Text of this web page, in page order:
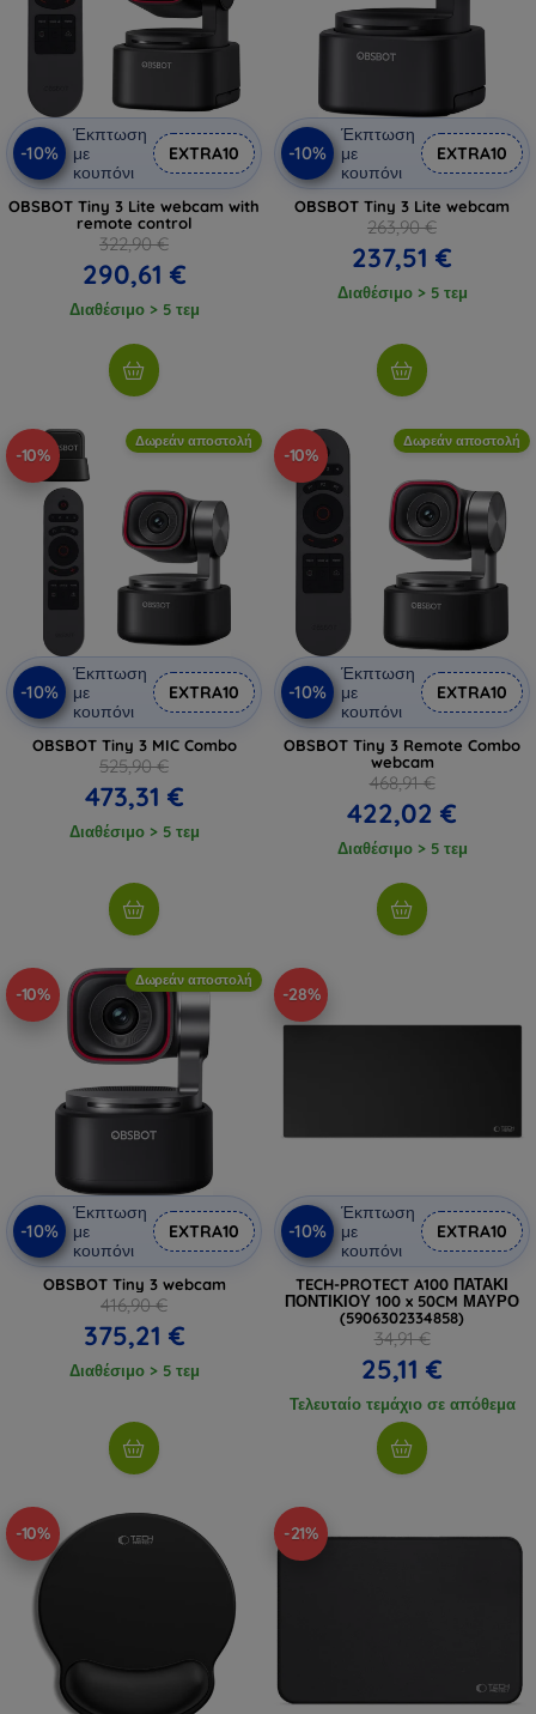
-10%
Έκπτωση
με
κουπόνι
EXTRA10
OBSBOT Tiny 3 Lite webcam with
remote control
322,90 €
290,61 €
Διαθέσιμο > 5 τεμ
-10%
Έκπτωση
με
κουπόνι
EXTRA10
OBSBOT Tiny 3 Lite webcam
263,90 €
237,51 €
Διαθέσιμο > 5 τεμ
-10%
Δωρεάν αποστολή
-10%
Έκπτωση
με
κουπόνι
EXTRA10
OBSBOT Tiny 3 MIC Combo
525,90 €
473,31 €
Διαθέσιμο > 5 τεμ
-10%
Δωρεάν αποστολή
-10%
Έκπτωση
με
κουπόνι
EXTRA10
OBSBOT Tiny 3 Remote Combo
webcam
468,91 €
422,02 €
Διαθέσιμο > 5 τεμ
-10%
Δωρεάν αποστολή
-10%
Έκπτωση
με
κουπόνι
EXTRA10
OBSBOT Tiny 3 webcam
416,90 €
375,21 €
Διαθέσιμο > 5 τεμ
-28%
-10%
Έκπτωση
με
κουπόνι
EXTRA10
TECH-PROTECT A100 ΠΑΤΑΚΙ
ΠΟΝΤΙΚΙΟΥ 100 x 50CM ΜΑΥΡΟ
(5906302334858)
34,91 €
25,11 €
Τελευταίο τεμάχιο σε απόθεμα
-10% -21%